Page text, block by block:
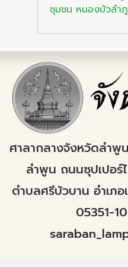
ชุมชน หนองบัวลำภู
ศาลากลางจังหวัดลำพู
ลำพูน ถนนซุปเปอร์
ตำบลศรีบัวบาน อำเภ
05351-